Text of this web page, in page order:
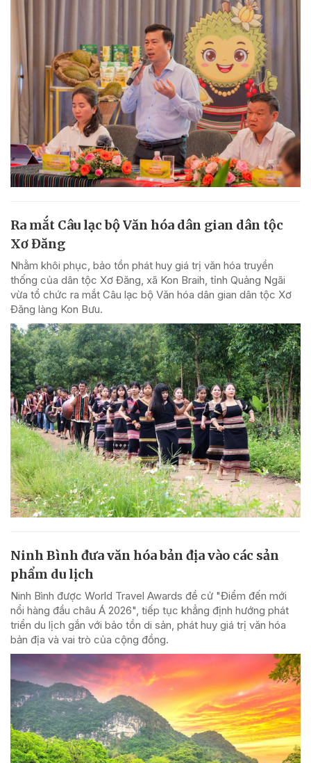
Ra mắt Câu lạc bộ Văn hóa dân gian dân tộc
Xơ Đăng
Nhằm khôi phục, bảo tồn phát huy giá trị văn hóa truyền
thống của dân tộc Xơ Đăng, xã Kon Braih, tỉnh Quảng Ngãi
vừa tổ chức ra mắt Câu lạc bộ Văn hóa dân gian dân tộc Xơ
Đăng làng Kon Bưu.
Ninh Bình đưa văn hóa bản địa vào các sản
phẩm du lịch
Ninh Bình được World Travel Awards đề cử "Điểm đến mới
nổi hàng đầu châu Á 2026", tiếp tục khẳng định hướng phát
triển du lịch gắn với bảo tồn di sản, phát huy giá trị văn hóa
bản địa và vai trò của cộng đồng.